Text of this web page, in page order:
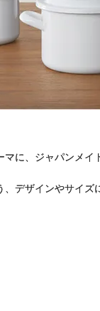
に、ジャパンメイ
デザインやサイズ